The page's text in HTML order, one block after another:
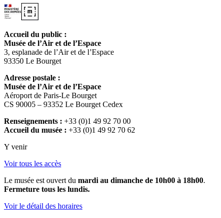
Accueil du public :
Musée de l’Air et de l’Espace
3, esplanade de l’Air et de l’Espace
93350 Le Bourget
Adresse postale :
Musée de l’Air et de l’Espace
Aéroport de Paris-Le Bourget
CS 90005 – 93352 Le Bourget Cedex
Renseignements : +33 (0)1 49 92 70 00
Accueil du musée : +33 (0)1 49 92 70 62
Y venir
Voir tous les accès
Le musée est ouvert du mardi au dimanche de 10h00 à 18h00.
Fermeture tous les lundis.
Voir le détail des horaires